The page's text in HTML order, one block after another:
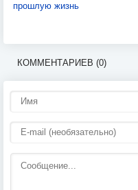
прошлую жизнь
КОММЕНТАРИЕВ (0)